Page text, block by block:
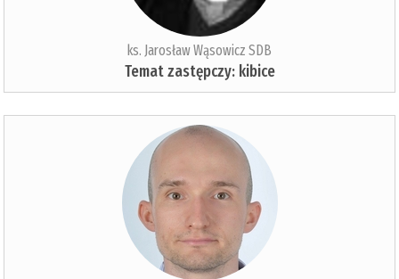
ks. Jarosław Wąsowicz SDB
Temat zastępczy: kibice